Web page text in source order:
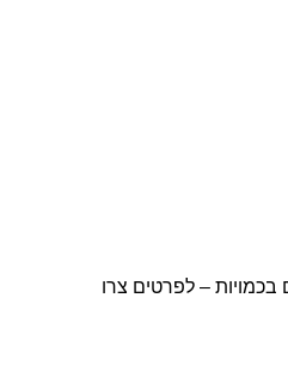
– לפרטים צרו